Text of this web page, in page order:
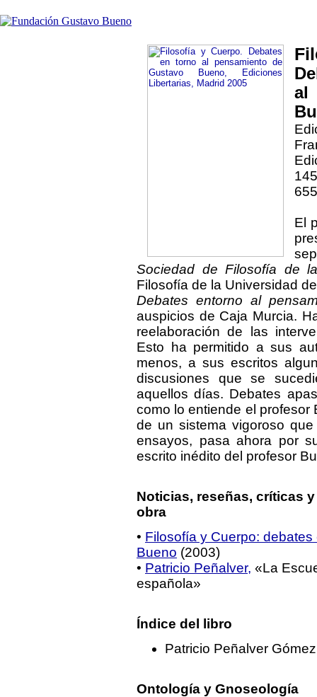
al
El
Sociedad de Filosofía de
Filosofía de la Universidad
Debates entorno al
auspicios de Caja Murcia.
reelaboración de las
Esto ha permitido a sus
menos, a sus escritos
discusiones que se
aquellos días. Debates
como lo entiende el
de un sistema vigoroso
ensayos, pasa ahora por
escrito inédito del profesor
Noticias, reseñas, críticas
obra
• Filosofía y Cuerpo:
Bueno (2003)
• Patricio Peñalver, «La
española»
Índice del libro
Patricio Peñalver
Ontología y Gnoseología